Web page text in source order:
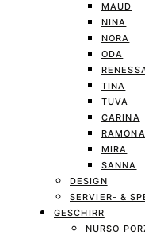
MAUD
NINA
NORA
ODA
TINA
TUVA
CARINA
RAMONA
MIRA
SANNA
DESIGN
SERVIER- &
GESCHIRR
NURSO